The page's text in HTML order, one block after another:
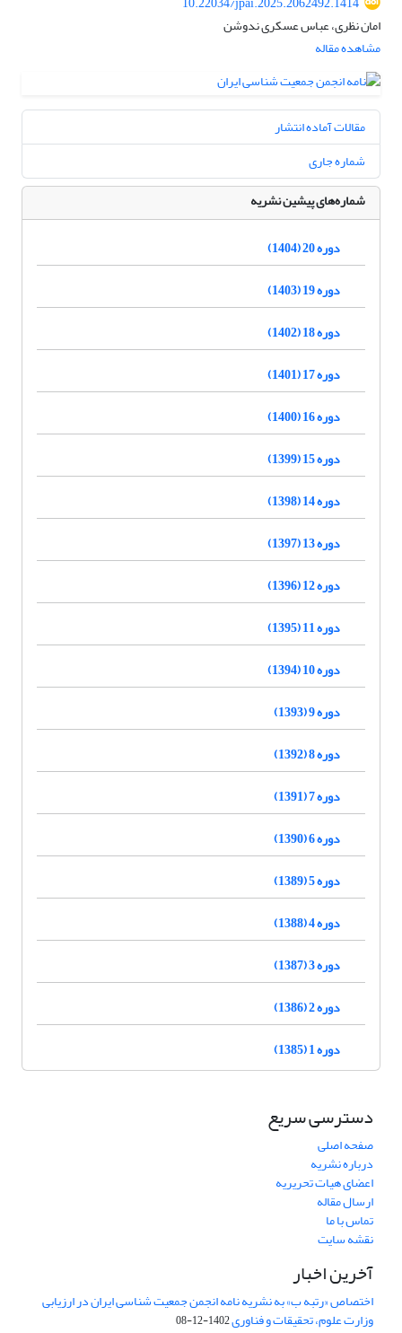
امان نظری، عباس عسکری ندوشن
مشاهده مقاله
مقالات آماده انتشار
شماره جاری
شماره‌های پیشین نشریه
دوره 20 (1404)
دوره 19 (1403)
دوره 18 (1402)
دوره 17 (1401)
دوره 16 (1400)
دوره 15 (1399)
دوره 14 (1398)
دوره 13 (1397)
دوره 12 (1396)
دوره 11 (1395)
دوره 10 (1394)
دوره 9 (1393)
دوره 8 (1392)
دوره 7 (1391)
دوره 6 (1390)
دوره 5 (1389)
دوره 4 (1388)
دوره 3 (1387)
دوره 2 (1386)
دوره 1 (1385)
دسترسی سریع
صفحه اصلی
درباره نشریه
اعضای هیات تحریریه
ارسال مقاله
تماس با ما
نقشه سایت
آخرین اخبار
اختصاص «رتبه ب» به نشریه نامه انجمن جمعیت شناسی ایران در ارزیابی
وزارت علوم، تحقیقات و فناوری1402-12-08